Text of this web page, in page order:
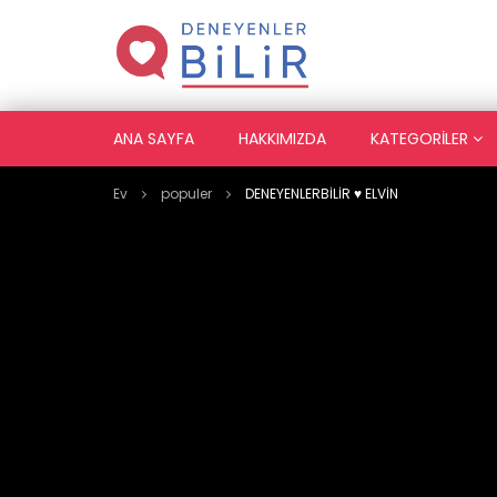
ANA SAYFA HAKKIMIZDA KATEGORILER
Ev populer DENEYENLERBİLİR ♥️ ELVİN